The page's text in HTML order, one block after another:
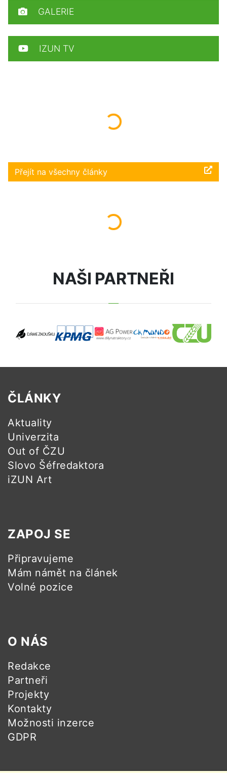
Načítám...
Přejít na všechny články
Načítám...
GALERIE
IZUN TV
NAŠI PARTNEŘI
ČLÁNKY
Aktuality
Univerzita
Out of ČZU
Slovo Šéfredaktora
iZUN Art
ZAPOJ SE
Připravujeme
Mám námět na článek
Volné pozice
O NÁS
Redakce
Partneři
Projekty
Kontakty
Možnosti inzerce
GDPR